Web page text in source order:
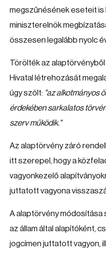
megszűnésének eseteit is
miniszterelnök
összesen legalább nyolc
Törölték az
Hivatal létrehozását
úgy szólt: "az alkotmányos
érdekében sarkalatos
szerv működik."
Az alaptörvény záró
itt szerepel, hogy a
vagyonkezelő
juttatott vagyona
A alaptörvény módosítása
az állam által alapítóként,
jogcímen juttatott vagyon,